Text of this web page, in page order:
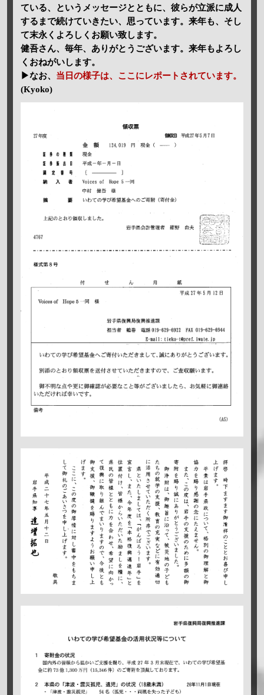
ている、というメッセージとともに、彼らが立派に成人
するまで続けていきたい、思っています。来年も、そし
て末永くよろしくお願い致します。
健吾さん、毎年、ありがとうございます。来年もよろし
くおねがいします。
▶なお、 当日の様子は、ここにレポートされています。
(Kyoko)